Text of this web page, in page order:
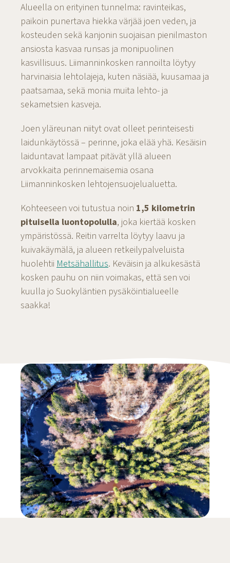
Alueella on erityinen tunnelma: ravinteikas,
paikoin punertava hiekka värjää joen veden, ja
kosteuden sekä kanjonin suojaisan pienilmaston
ansiosta kasvaa runsas ja monipuolinen
kasvillisuus. Liimanninkosken rannoilta löytyy
harvinaisia lehtolajeja, kuten näsiää, kuusamaa ja
paatsamaa, sekä monia muita lehto- ja
sekametsien kasveja.
Joen yläreunan niityt ovat olleet perinteisesti
laidunkäytössä – perinne, joka elää yhä. Kesäisin
laiduntavat lampaat pitävät yllä alueen
arvokkaita perinnemaisemia osana
Liimanninkosken lehtojensuojelualuetta.
Kohteeseen voi tutustua noin 1,5 kilometrin
pituisella luontopolulla, joka kiertää kosken
ympäristössä. Reitin varrelta löytyy laavu ja
kuivakäymälä, ja alueen retkeilypalveluista
huolehtii Metsähallitus. Keväisin ja alkukesästä
kosken pauhu on niin voimakas, että sen voi
kuulla jo Suokyläntien pysäköintialueelle
saakka!